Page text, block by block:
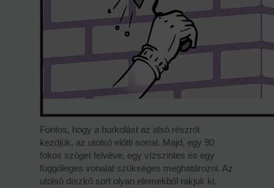
Fontos, hogy a burkolást az alsó részről
kezdjük, az utolsó előtti sorral. Majd, egy 90
fokos szöget felvéve, egy vízszintes és egy
függőleges vonalat szükséges meghatározni. Az
utolsó díszkő sort olyan elemekből rakjuk ki,